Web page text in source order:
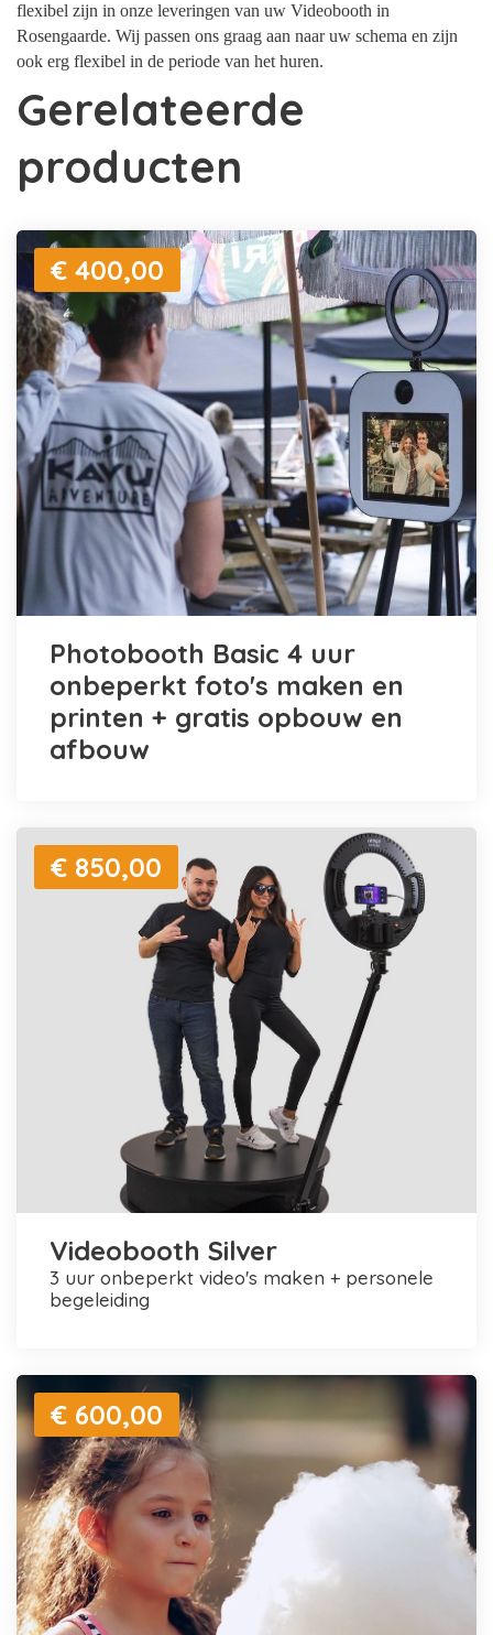
flexibel zijn in onze leveringen van uw Videobooth in
Rosengaarde. Wij passen ons graag aan naar uw schema en zijn
ook erg flexibel in de periode van het huren.
Gerelateerde
producten
€ 400,00
Photobooth Basic 4 uur
onbeperkt foto's maken en
printen + gratis opbouw en
afbouw
€ 850,00
Videobooth Silver
3 uur onbeperkt video's maken + personele
begeleiding
€ 600,00